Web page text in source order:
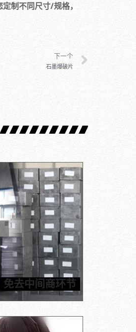
制不同尺寸/规格，
下一个
石墨爆破片
免去中间商环节
。厂家直销，货源有保
理，保质保量管售后，为
决方案。